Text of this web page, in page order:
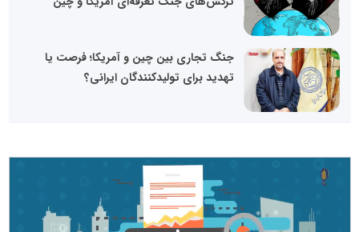
جنگ تجاری بین چین و آمریکا؛ فرصت یا
تهدید برای تولیدکنندگان ایرانی؟